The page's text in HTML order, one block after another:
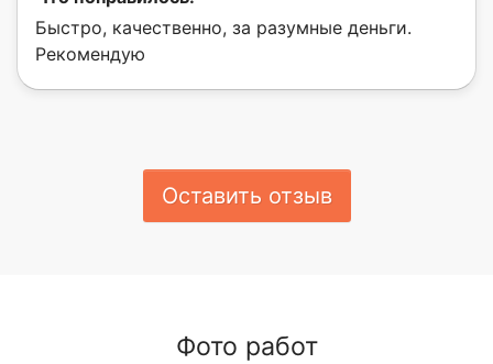
Быстро, качественно, за разумные деньги.
Рекомендую
Оставить отзыв
Фото работ